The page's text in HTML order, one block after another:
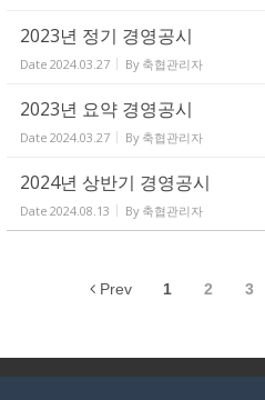
2023년 정기 경영공시
Date 2024.03.27 By 축협관리자
2023년 요약 경영공시
Date 2024.03.27 By 축협관리자
2024년 상반기 경영공시
Date 2024.08.13 By 축협관리자
Prev 1 2 3